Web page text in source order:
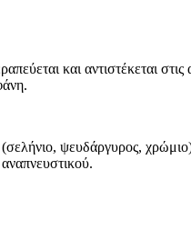
και αντιστέκεται
ψευδάργυρος,